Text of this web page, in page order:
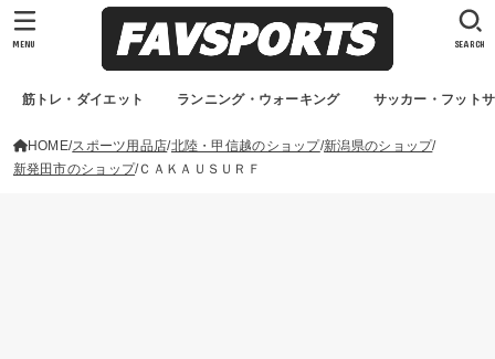
筋トレ・ダイエット ランニング・ウォーキング サッカー・フット
SEARCH
MENU
HOME スポーツ用品店 北陸・甲信越のショップ 新潟県のショップ
新発田市のショップ ＣＡＫＡＵＳＵＲＦ